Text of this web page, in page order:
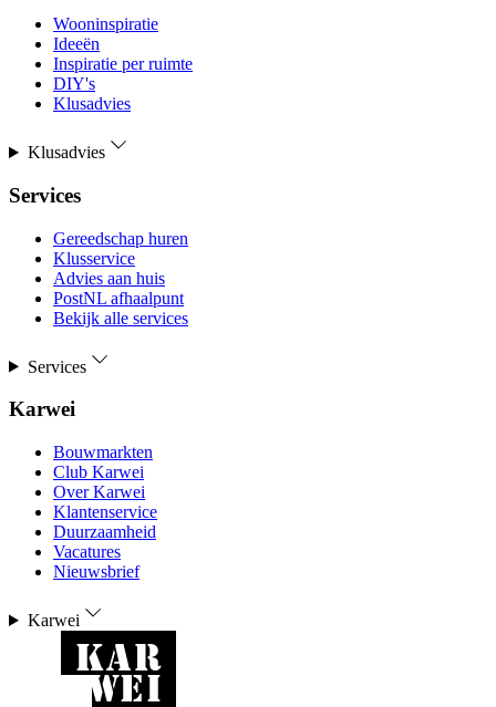
Wooninspiratie
Ideeën
Inspiratie per ruimte
DIY's
Klusadvies
Klusadvies
Services
Gereedschap huren
Klusservice
Advies aan huis
PostNL afhaalpunt
Bekijk alle services
Services
Karwei
Bouwmarkten
Club Karwei
Over Karwei
Klantenservice
Duurzaamheid
Vacatures
Nieuwsbrief
Karwei